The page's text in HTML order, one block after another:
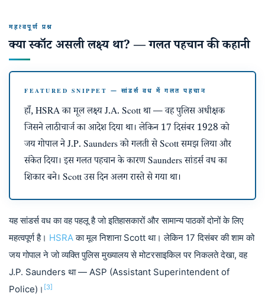
महत्वपूर्ण प्रश्न
क्या स्कॉट असली लक्ष्य था? — गलत पहचान की कहानी
FEATURED SNIPPET — सांडर्स वध में गलत पहचान
हाँ, HSRA का मूल लक्ष्य J.A. Scott था — वह पुलिस अधीक्षक
जिसने लाठीचार्ज का आदेश दिया था। लेकिन 17 दिसंबर 1928 को
जय गोपाल ने J.P. Saunders को गलती से Scott समझ लिया और
संकेत दिया। इस गलत पहचान के कारण Saunders सांडर्स वध का
शिकार बने। Scott उस दिन अलग रास्ते से गया था।
यह सांडर्स वध का वह पहलू है जो इतिहासकारों और सामान्य पाठकों दोनों के लिए
महत्वपूर्ण है। HSRAका मूल निशाना Scott था। लेकिन 17 दिसंबर की शाम को
जय गोपाल ने जो व्यक्ति पुलिस मुख्यालय से मोटरसाइकिल पर निकलते देखा, वह
J.P. Saunders था — ASP (Assistant Superintendent of
Police)। [3]